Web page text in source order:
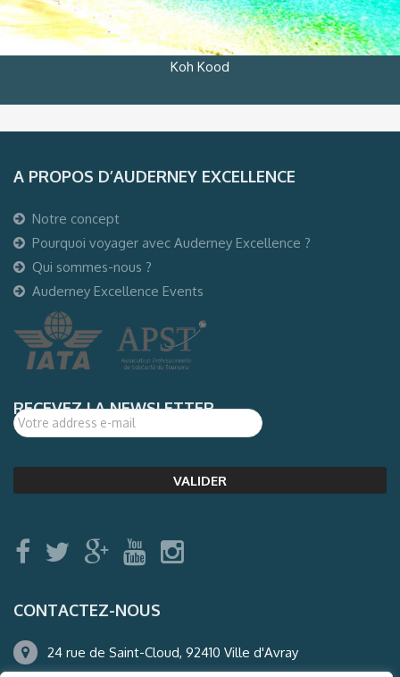
Koh Kood
A PROPOS D’AUDERNEY EXCELLENCE
Notre concept
Pourquoi voyager avec Auderney Excellence ?
Qui sommes-nous ?
Auderney Excellence Events
RECEVEZ LA NEWSLETTER
CONTACTEZ-NOUS
24 rue de Saint-Cloud, 92410 Ville d'Avray